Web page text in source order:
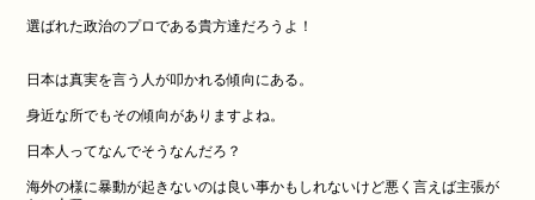
選ばれた政治のプロである貴方達だろうよ！
日本は真実を言う人が叩かれる傾向にある。
身近な所でもその傾向がありますよね。
日本人ってなんでそうなんだろ？
海外の様に暴動が起きないのは良い事かもしれないけど悪く言えば主張が